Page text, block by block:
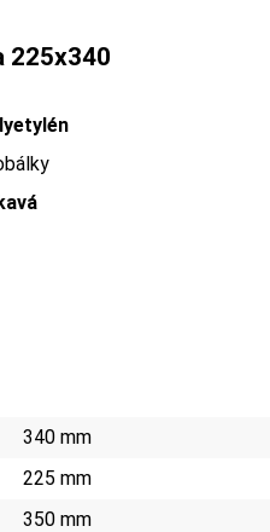
225x340
340 mm
225 mm
350 mm